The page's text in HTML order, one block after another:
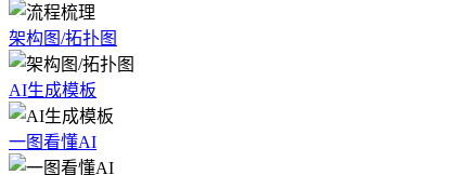
架构图/拓扑图
AI生成模板
一图看懂AI